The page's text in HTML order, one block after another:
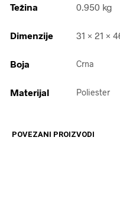
Težina 0.950 kg
Dimenzije 31 × 21 ×
Boja Crna
Materijal Poliester
POVEZANI PROIZVODI